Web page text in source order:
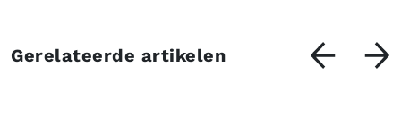
Gerelateerde artikelen